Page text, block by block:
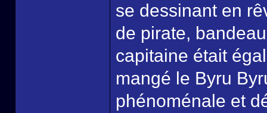
se dessinant en
de pirate,
capitaine était
mangé le Byru
phénoménale et